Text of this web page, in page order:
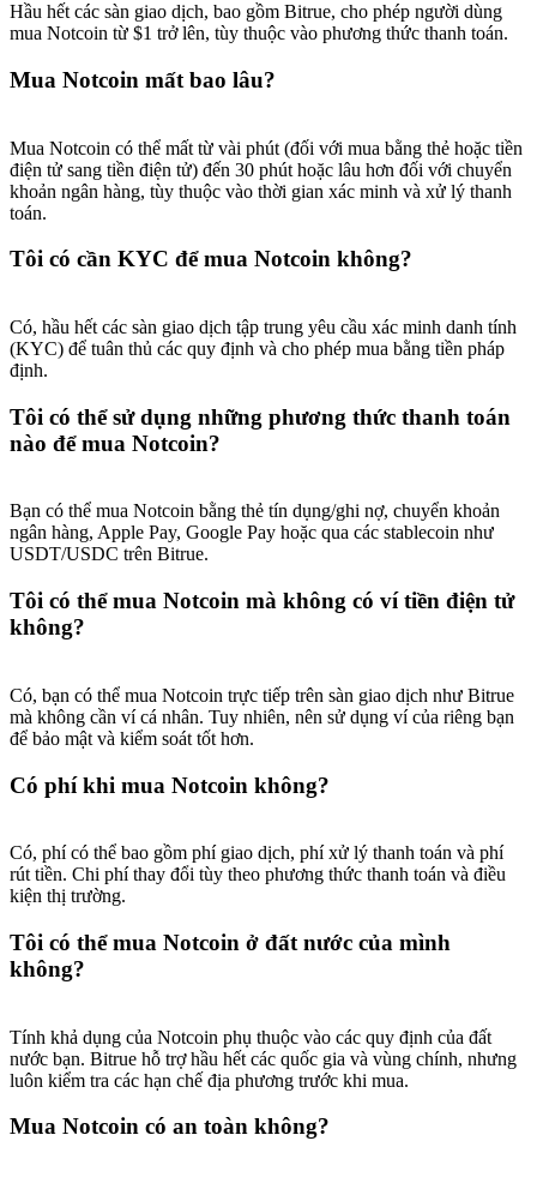
Hầu hết các sàn giao dịch, bao gồm Bitrue, cho phép người dùng
mua Notcoin từ $1 trở lên, tùy thuộc vào phương thức thanh toán.
Mua Notcoin mất bao lâu?
Mua Notcoin có thể mất từ vài phút (đối với mua bằng thẻ hoặc tiền
điện tử sang tiền điện tử) đến 30 phút hoặc lâu hơn đối với chuyển
khoản ngân hàng, tùy thuộc vào thời gian xác minh và xử lý thanh
toán.
Tôi có cần KYC để mua Notcoin không?
Có, hầu hết các sàn giao dịch tập trung yêu cầu xác minh danh tính
(KYC) để tuân thủ các quy định và cho phép mua bằng tiền pháp
định.
Tôi có thể sử dụng những phương thức thanh toán
nào để mua Notcoin?
Bạn có thể mua Notcoin bằng thẻ tín dụng/ghi nợ, chuyển khoản
ngân hàng, Apple Pay, Google Pay hoặc qua các stablecoin như
USDT/USDC trên Bitrue.
Tôi có thể mua Notcoin mà không có ví tiền điện tử
không?
Có, bạn có thể mua Notcoin trực tiếp trên sàn giao dịch như Bitrue
mà không cần ví cá nhân. Tuy nhiên, nên sử dụng ví của riêng bạn
để bảo mật và kiểm soát tốt hơn.
Có phí khi mua Notcoin không?
Có, phí có thể bao gồm phí giao dịch, phí xử lý thanh toán và phí
rút tiền. Chi phí thay đổi tùy theo phương thức thanh toán và điều
kiện thị trường.
Tôi có thể mua Notcoin ở đất nước của mình
không?
Tính khả dụng của Notcoin phụ thuộc vào các quy định của đất
nước bạn. Bitrue hỗ trợ hầu hết các quốc gia và vùng chính, nhưng
luôn kiểm tra các hạn chế địa phương trước khi mua.
Mua Notcoin có an toàn không?